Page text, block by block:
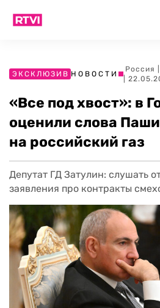
ЭКСКЛЮЗИВ НОВОСТИ
Россия
|
«Все под хвост»: в
оценили слова
на российский газ
Депутат ГД Затулин: слушать
заявления про контракты